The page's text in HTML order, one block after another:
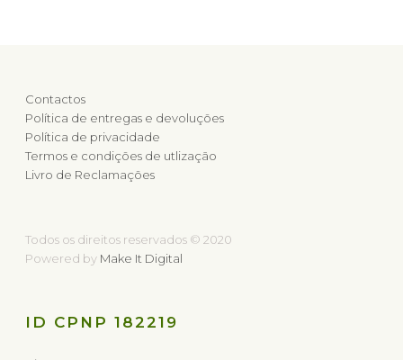
Contactos
Política de entregas e devoluções
Política de privacidade
Termos e condições de utlização
Livro de Reclamações
Todos os direitos reservados © 2020
Powered by Make It Digital
ID CPNP 182219